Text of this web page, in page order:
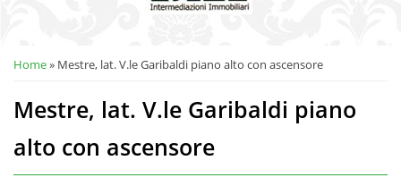
Tu sei qui
Home» Mestre, lat. V.le Garibaldi piano alto con ascensore
Mestre, lat. V.le Garibaldi piano
alto con ascensore